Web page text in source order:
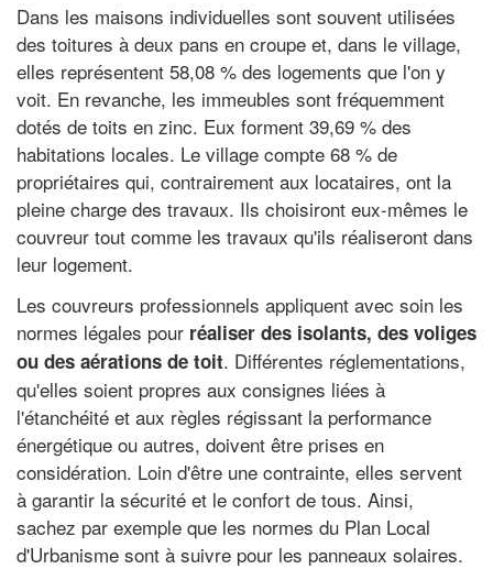
Dans les maisons individuelles sont souvent utilisées
des toitures à deux pans en croupe et, dans le village,
elles représentent 58,08 % des logements que l'on y
voit. En revanche, les immeubles sont fréquemment
dotés de toits en zinc. Eux forment 39,69 % des
habitations locales. Le village compte 68 % de
propriétaires qui, contrairement aux locataires, ont la
pleine charge des travaux. Ils choisiront eux-mêmes le
couvreur tout comme les travaux qu'ils réaliseront dans
leur logement.
Les couvreurs professionnels appliquent avec soin les
normes légales pour réaliser des isolants, des voliges
ou des aérations de toit. Différentes réglementations,
qu'elles soient propres aux consignes liées à
l'étanchéité et aux règles régissant la performance
énergétique ou autres, doivent être prises en
considération. Loin d'être une contrainte, elles servent
à garantir la sécurité et le confort de tous. Ainsi,
sachez par exemple que les normes du Plan Local
d'Urbanisme sont à suivre pour les panneaux solaires.